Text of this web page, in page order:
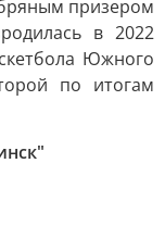
призером
в 2022
Южного
по итогам